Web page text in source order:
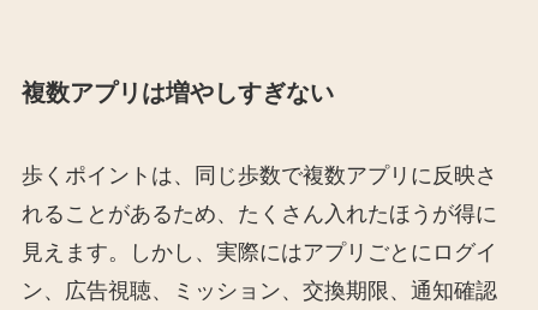
複数アプリは増やしすぎない
歩くポイントは、同じ歩数で複数アプリに反映さ
れることがあるため、たくさん入れたほうが得に
見えます。しかし、実際にはアプリごとにログイ
ン、広告視聴、ミッション、交換期限、通知確認